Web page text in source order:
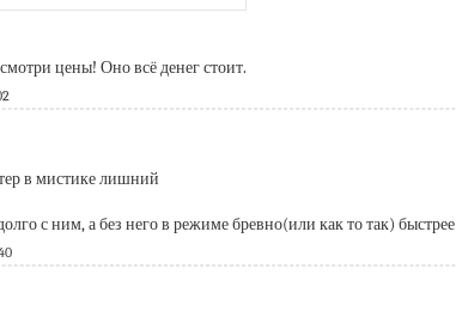
цены! Оно всё денег стоит.
в мистике лишний
с ним, а без него в режиме бревно(или как то так) быстрее